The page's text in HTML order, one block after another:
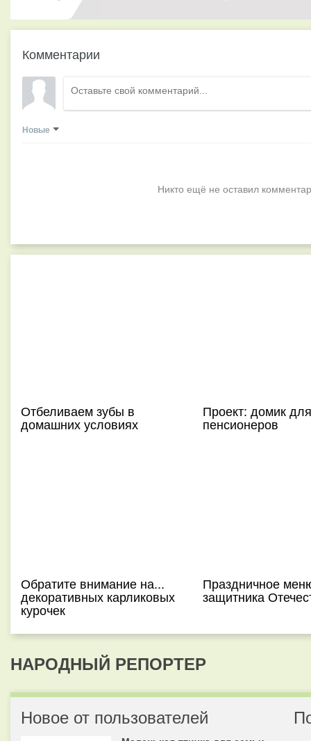
Комментарии
Новые
Никто ещё не оставил
Отбеливаем зубы в
домашних условиях
Проект: домик для
пенсионеров
Обратите внимание на...
декоративных карликовых
курочек
Праздничное
защитника
НАРОДНЫЙ РЕПОРТЕР
Новое от пользователей